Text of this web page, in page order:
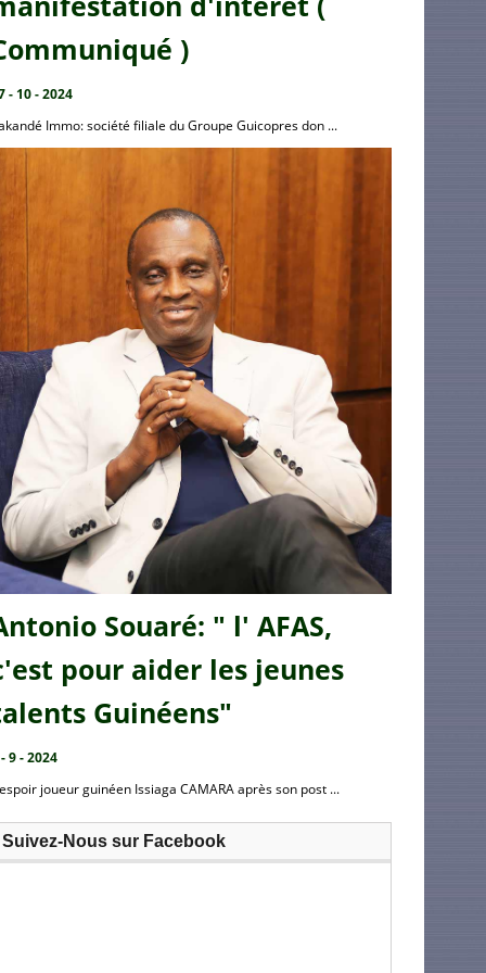
)
- 10 - 2024
Immo: société filiale du Groupe Guicopres don ...
Souaré: " l' AFAS,
pour aider les jeunes
Guinéens"
9 - 2024
joueur guinéen Issiaga CAMARA après son post ...
Suivez-Nous sur Facebook